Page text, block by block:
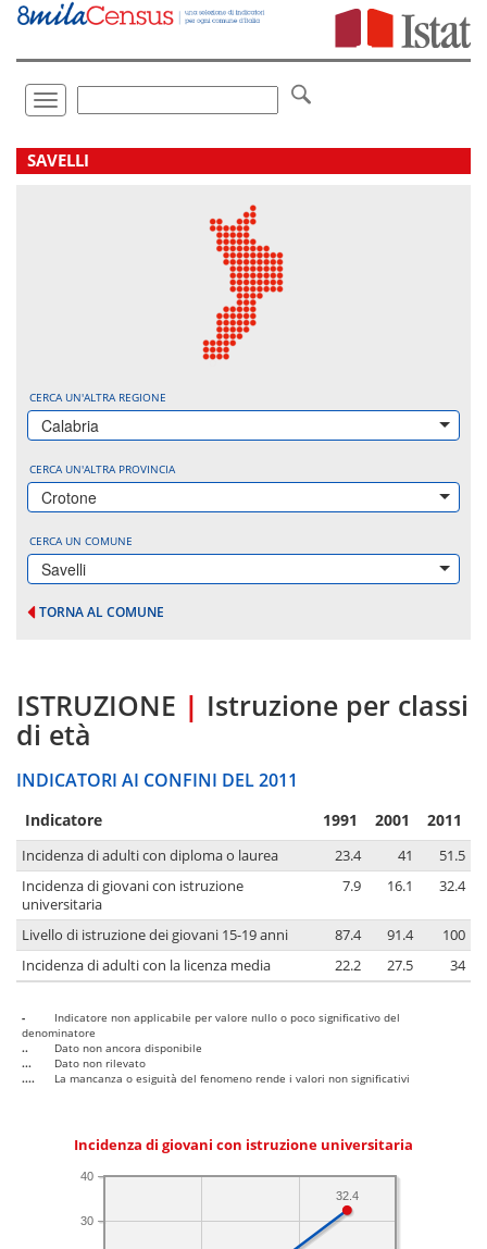
Vai
direttamente
Toggle
navigation
.
SAVELLI
CERCA UN'ALTRA REGIONE
Calabria
CERCA UN'ALTRA PROVINCIA
Crotone
CERCA UN COMUNE
Savelli
TORNA AL COMUNE
ISTRUZIONE | Istruzione per classi
di età
INDICATORI AI CONFINI DEL 2011
Indicatore 1991 2001 2011
Incidenza di adulti con diploma o laurea 23.4 41
51.5
Incidenza di giovani con istruzione
universitaria
7.9 16.1 32.4
Livello di istruzione dei giovani 15-19 anni 87.4 91.4
100
Incidenza di adulti con la licenza media
22.2 27.5 34
-
Indicatore non applicabile per valore nullo o poco significativo del
denominatore
..
Dato non ancora disponibile
...
Dato non rilevato
....
La mancanza o esiguità del fenomeno rende i valori non significativi
Incidenza di giovani con istruzione universitaria
30
40
32.4